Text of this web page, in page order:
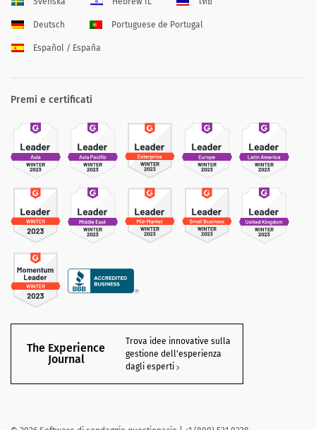
Deutsch Portuguese de Portugal
Español / España
Premi e certificati
The Experience
Journal
Trova idee innovative sulla
gestione dell'esperienza
dagli esperti